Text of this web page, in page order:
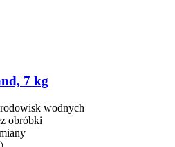
7 kg
wodnych
obróbki